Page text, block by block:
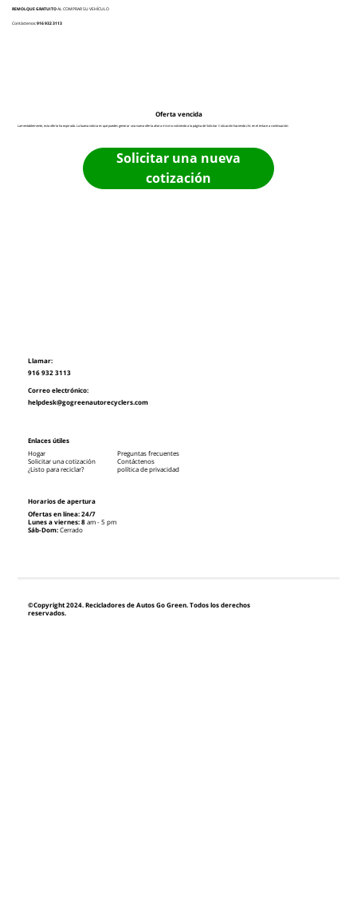
REMOLQUE GRATUITOAL COMPRAR SU VEHÍCULO
Contáctenos:916 932 3113
Oferta vencida
Lamentablemente, esta oferta ha expirado. La buena noticia es que puedes generar una nueva oferta ahora mismo volviendo a la página de Solicitar Cotización haciendo clic en el enlace a continuación:
Solicitar una nueva
cotización
©Copyright 2024. Recicladores de Autos Go Green. Todos los derechos
reservados.
Llamar:
916 932 3113
Correo electrónico:
helpdesk@gogreenautorecyclers.com
Horarios de apertura
Ofertas en línea: 24/7
Lunes a viernes: 8am - 5 pm
Sáb-Dom:Cerrado
Enlaces útiles
Hogar
Solicitar una cotización
¿Listo para reciclar?
Preguntas frecuentes
Contáctenos
política de privacidad